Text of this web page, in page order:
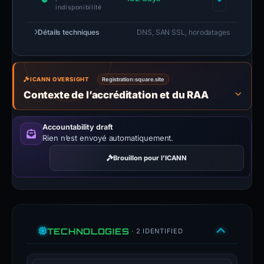
indisponibilité
Détails techniques DNS, SAN SSL, horodatages
ICANN OVERSIGHT Registration:square.site
Contexte de l’accréditation et du RAA
Accountability draft
Rien n’est envoyé automatiquement.
Brouillon pour l’ICANN
TECHNOLOGIES · 2 IDENTIFIED